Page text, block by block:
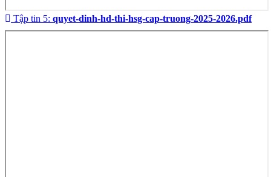
Tập tin 5: quyet-dinh-hd-thi-hsg-cap-truong-2025-2026.pdf